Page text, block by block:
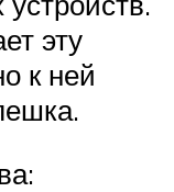
эту
к ней